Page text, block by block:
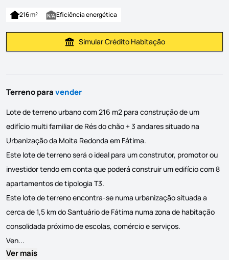
216 m² Eficiência energética
Simular Prestação
Simular Crédito Habitação
Terreno paravender
Lote de terreno urbano com 216 m2 para construção de um
edifício multi familiar de Rés do chão + 3 andares situado na
Urbanização da Moita Redonda em Fátima.
Este lote de terreno será o ideal para um construtor, promotor ou
investidor tendo em conta que poderá construir um edifício com 8
apartamentos de tipologia T3.
Este lote de terreno encontra-se numa urbanização situada a
cerca de 1,5 km do Santuário de Fátima numa zona de habitação
consolidada próximo de escolas, comércio e serviços.
Ven...
Ver mais